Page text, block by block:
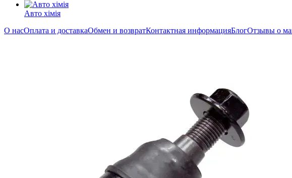
Авто хімія
О насОплата и доставкаОбмен и возвратКонтактная информацияБлогОтзывы о